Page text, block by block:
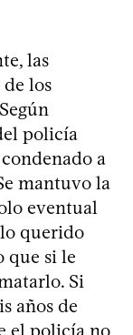
las
los
policía
a
mantuvo la
eventual
querido
que si le
Si
años de
el policía no